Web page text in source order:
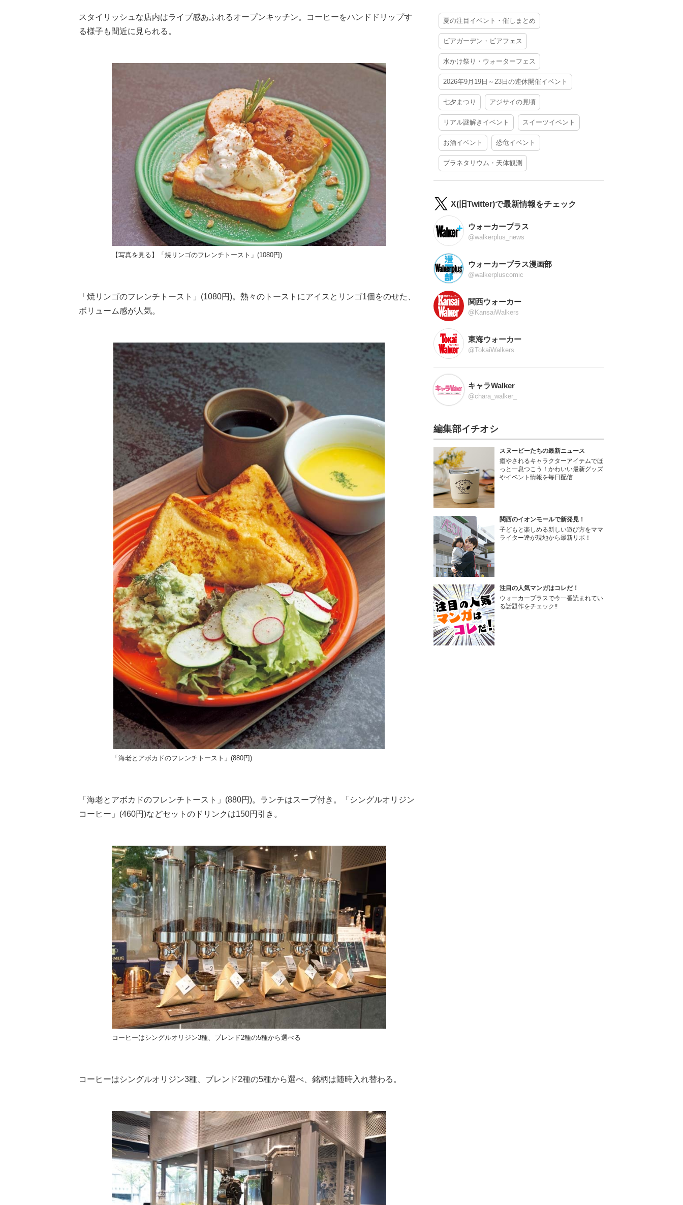
スタイリッシュな店内はライブ感あふれるオープンキッチン。コーヒーをハンドドリップす
る様子も間近に見られる。
【写真を見る】「焼リンゴのフレンチトースト」(1080円)
「焼リンゴのフレンチトースト」(1080円)。熱々のトーストにアイスとリンゴ1個をのせた、
ボリューム感が人気。
「海老とアボカドのフレンチトースト」(880円)
「海老とアボカドのフレンチトースト」(880円)。ランチはスープ付き。「シングルオリジン
コーヒー」(460円)などセットのドリンクは150円引き。
コーヒーはシングルオリジン3種、ブレンド2種の5種から選べる
コーヒーはシングルオリジン3種、ブレンド2種の5種から選べ、銘柄は随時入れ替わる。
夏の注目イベント・催しまとめ
ビアガーデン・ビアフェス
水かけ祭り・ウォーターフェス
2026年9月19日～23日の連休開催イベント
七夕まつり アジサイの見頃
リアル謎解きイベント スイーツイベント
お酒イベント 恐竜イベント
プラネタリウム・天体観測
X(旧Twitter)で最新情報をチェック
ウォーカープラス
@walkerplus_news
ウォーカープラス漫画部
@walkerpluscomic
関西ウォーカー
@KansaiWalkers
東海ウォーカー
@TokaiWalkers
キャラWalker
@chara_walker_
編集部イチオシ
スヌーピーたちの最新ニュース
癒やされるキャラクターアイテムでほ
っと一息つこう！かわいい最新グッズ
やイベント情報を毎日配信
関西のイオンモールで新発見！
子どもと楽しめる新しい遊び方をママ
ライター達が現地から最新リポ！
注目の人気マンガはコレだ！
ウォーカープラスで今一番読まれてい
る話題作をチェック!!